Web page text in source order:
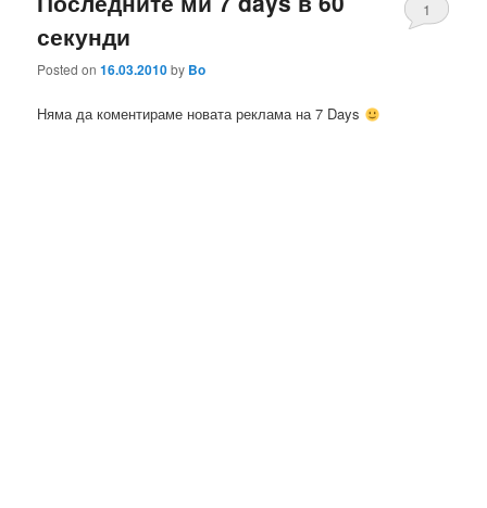
секунди
Posted on16.03.2010by Bo
1
Няма да коментираме новата реклама на 7 Days